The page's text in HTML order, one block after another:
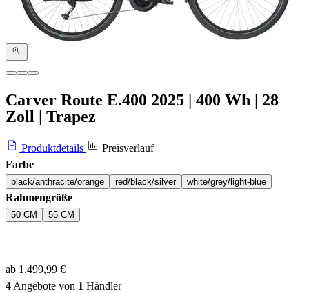
Carver Route E.400 2025 | 400 Wh | 28
Zoll | Trapez
Produktdetails
Preisverlauf
Farbe
black/anthracite/orange red/black/silver white/grey/light-blue
Rahmengröße
50 CM 55 CM
ab 1.499,99 €
4 Angebote von 1 Händler